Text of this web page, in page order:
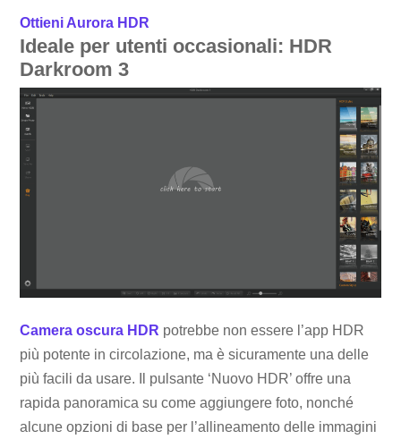
Ottieni Aurora HDR
Ideale per utenti occasionali: HDR
Darkroom 3
Camera oscura HDR potrebbe non essere l’app HDR
più potente in circolazione, ma è sicuramente una delle
più facili da usare. Il pulsante ‘Nuovo HDR’ offre una
rapida panoramica su come aggiungere foto, nonché
alcune opzioni di base per l’allineamento delle immagini